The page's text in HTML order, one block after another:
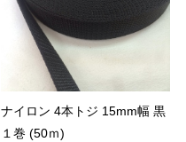
ナイロン 4本トジ 15mm幅 黒
１巻 (50ｍ)